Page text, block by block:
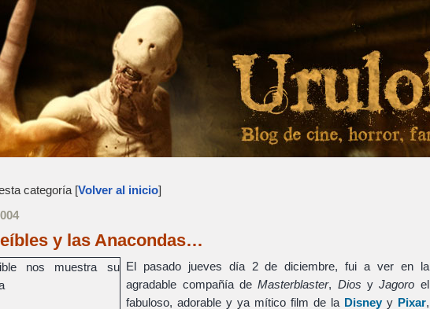
categoría [Volver al inicio]
y las Anacondas…
El pasado jueves día 2 de diciembre, fui a ver en la
agradable compañía deMasterblaster, Dios yJagoro el
fabuloso, adorable y ya mítico film de la Disneyy Pixar,